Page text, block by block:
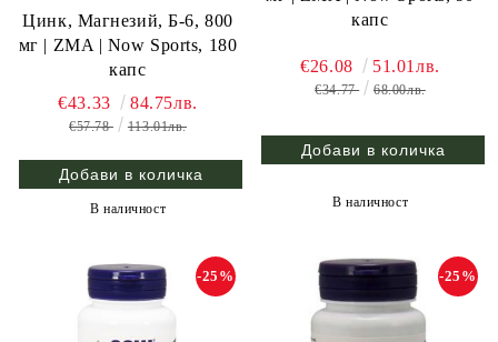
Цинк, Магнезий, Б-6, 800
мг | ZMA | Now Sports, 180
капс
€43.33
84.75лв.
€57.78 113.01лв.
В наличност
капс
€26.08 51.01лв.
€34.77 68.00лв.
В наличност
-25% -25%